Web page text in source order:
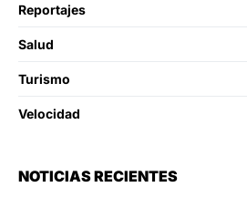
Reportajes
Salud
Turismo
Velocidad
NOTICIAS RECIENTES